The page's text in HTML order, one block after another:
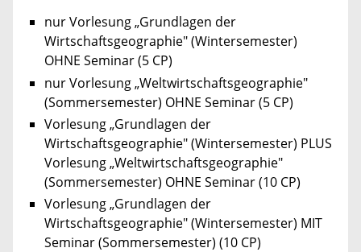
nur Vorlesung „Grundlagen der
Wirtschaftsgeographie" (Wintersemester)
OHNE Seminar (5 CP)
nur Vorlesung „Weltwirtschaftsgeographie"
(Sommersemester) OHNE Seminar (5 CP)
Vorlesung „Grundlagen der
Wirtschaftsgeographie" (Wintersemester) PLUS
Vorlesung „Weltwirtschaftsgeographie"
(Sommersemester) OHNE Seminar (10 CP)
Vorlesung „Grundlagen der
Wirtschaftsgeographie" (Wintersemester) MIT
Seminar (Sommersemester) (10 CP)